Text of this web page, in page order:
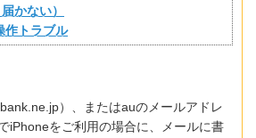
かない）
作トラブル
）、またはauのメールアドレ
iPhoneをご利用の場合に、メールに書